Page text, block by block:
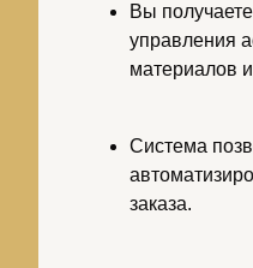
Вы
управления
материалов
Система
заказа.